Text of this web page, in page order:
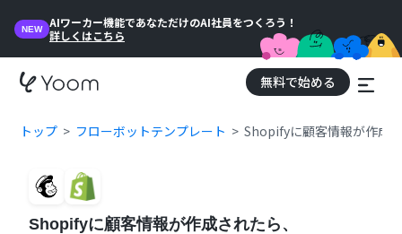
NEW
AIワーカー機能であなただけのAI社員をつくろう！
詳しくはこちら
無料で始める
トップ フローボットテンプレート Shopifyに顧客情報が作成
Shopifyに顧客情報が作成されたら、